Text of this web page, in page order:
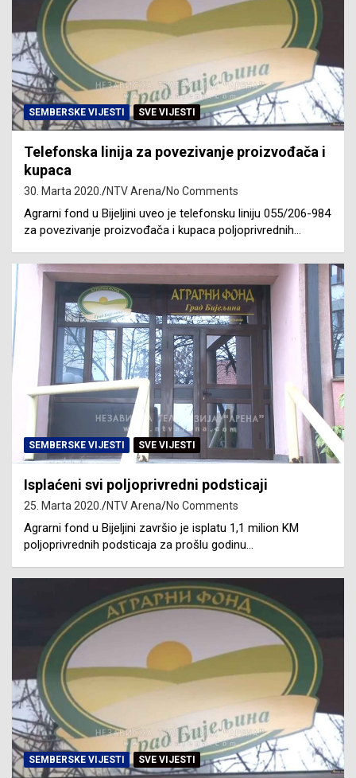
SEMBERSKE VIJESTI SVE VIJESTI
Telefonska linija za povezivanje proizvođača i
kupaca
30. Marta 2020. NTV Arena No Comments
Agrarni fond u Bijeljini uveo je telefonsku liniju 055/206-984
za povezivanje proizvođača i kupaca poljoprivrednih…
SEMBERSKE VIJESTI SVE VIJESTI
Isplaćeni svi poljoprivredni podsticaji
25. Marta 2020. NTV Arena No Comments
Agrarni fond u Bijeljini završio je isplatu 1,1 milion KM
poljoprivrednih podsticaja za prošlu godinu…
SEMBERSKE VIJESTI SVE VIJESTI